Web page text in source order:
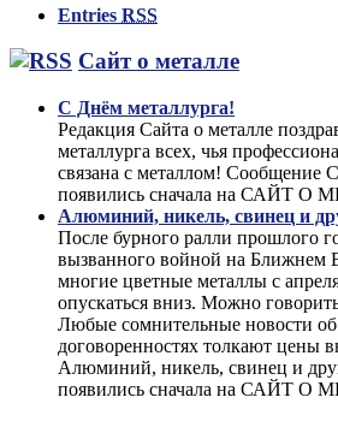
Entries RSS
Сайт о металле
С Днём металлурга!
Редакция Сайта о металле
металлурга всех, чья
связана с металлом! Сообщение
появились сначала на САЙТ О
Алюминий, никель, свинец и
После бурного ралли прошлого
вызванного войной на Ближнем
многие цветные металлы с
опускаться вниз. Можно
Любые сомнительные новости
договоренностях толкают цены
Алюминий, никель, свинец и
появились сначала на САЙТ О